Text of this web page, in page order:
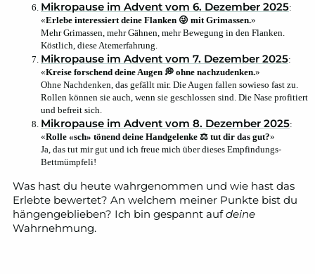
Mikropause im Advent vom 6. Dezember 2025:
«Erlebe interessiert deine Flanken 😜 mit Grimassen.»
Mehr Grimassen, mehr Gähnen, mehr Bewegung in den Flanken.
Köstlich, diese Atemerfahrung.
Mikropause im Advent vom 7. Dezember 2025:
«Kreise forschend deine Augen 💭 ohne nach­zu­denken.»
Ohne Nachdenken, das gefällt mir. Die Augen fallen sowieso fast zu.
Rollen können sie auch, wenn sie geschlossen sind. Die Nase profitiert
und befreit sich.
Mikropause im Advent vom 8. Dezember 2025:
«Rolle «sch» tönend deine Hand­gelenke ⚖ tut dir das gut?»
Ja, das tut mir gut und ich freue mich über dieses Empfindungs-
Bettmümpfeli!
Was hast du heute wahrgenommen und wie hast das
Erlebte bewertet? An welchem meiner Punkte bist du
hängengeblieben? Ich bin gespannt aufdeine
Wahrnehmung.